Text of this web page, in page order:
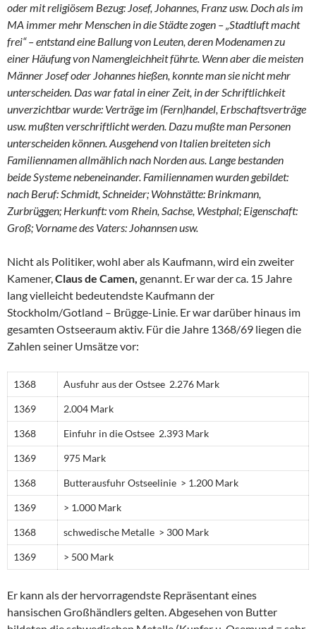
oder mit religiösem Bezug: Josef, Johannes, Franz usw. Doch als im
MA immer mehr Menschen in die Städte zogen – „Stadtluft macht
frei“ – entstand eine Ballung von Leuten, deren Modenamen zu
einer Häufung von Namengleichheit führte. Wenn aber die meisten
Männer Josef oder Johannes hießen, konnte man sie nicht mehr
unterscheiden. Das war fatal in einer Zeit, in der Schriftlichkeit
unverzichtbar wurde: Verträge im (Fern)handel, Erbschaftsverträge
usw. mußten verschriftlicht werden. Dazu mußte man Personen
unterscheiden können. Ausgehend von Italien breiteten sich
Familiennamen allmählich nach Norden aus. Lange bestanden
beide Systeme nebeneinander. Familiennamen wurden gebildet:
nach Beruf: Schmidt, Schneider; Wohnstätte: Brinkmann,
Zurbrüggen; Herkunft: vom Rhein, Sachse, Westphal; Eigenschaft:
Groß; Vorname des Vaters: Johannsen usw.
Nicht als Politiker, wohl aber als Kaufmann, wird ein zweiter
Kamener,Claus de Camen, genannt. Er war der ca. 15 Jahre
lang vielleicht bedeutendste Kaufmann der
Stockholm/Gotland – Brügge-Linie. Er war darüber hinaus im
gesamten Ostseeraum aktiv. Für die Jahre 1368/69 liegen die
Zahlen seiner Umsätze vor:
1368 Ausfuhr aus der Ostsee 2.276 Mark
1369 2.004 Mark
1368 Einfuhr in die Ostsee 2.393 Mark
1369 975 Mark
1368 Butterausfuhr Ostseelinie > 1.200 Mark
1369 > 1.000 Mark
1368 schwedische Metalle > 300 Mark
1369 > 500 Mark
Er kann als der hervorragendste Repräsentant eines
hansischen Großhändlers gelten. Abgesehen von Butter